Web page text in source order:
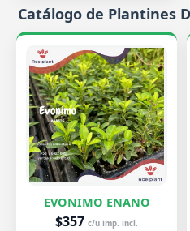
Catálogo de Plantines
EVONIMO ENANO
$357 c/u imp. incl.